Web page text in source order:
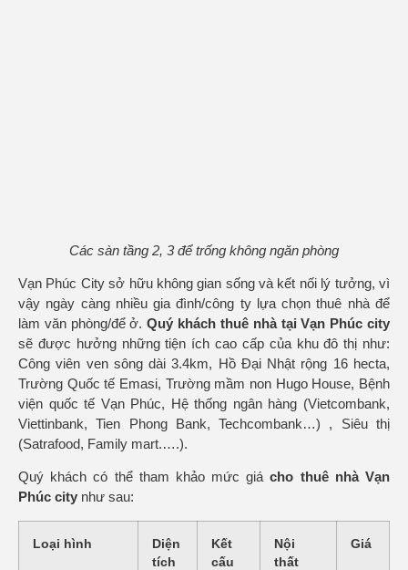
Các sàn tầng 2, 3 để trống không ngăn phòng
Vạn Phúc City sở hữu không gian sống và kết nối lý tưởng, vì
vậy ngày càng nhiều gia đình/công ty lựa chọn thuê nhà để
làm văn phòng/để ở.Quý khách thuê nhà tại Vạn Phúc city
sẽ được hưởng những tiện ích cao cấp của khu đô thị như:
Công viên ven sông dài 3.4km, Hồ Đại Nhật rộng 16 hecta,
Trường Quốc tế Emasi, Trường mầm non Hugo House, Bệnh
viện quốc tế Vạn Phúc, Hệ thống ngân hàng (Vietcombank,
Viettinbank, Tien Phong Bank, Techcombank…) , Siêu thị
(Satrafood, Family mart.….).
Quý khách có thể tham khảo mức giácho thuê nhà Vạn
Phúc city như sau:
Loại hình
Diện
tích
Kết
cấu
Nội
thất
Giá